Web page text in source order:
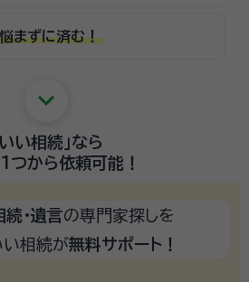
悩まずに済む！
keyboard_arrow_down
いい相続」なら
つから依頼可能！
続・遺言の専門家探しを
い相続が無料サポート！